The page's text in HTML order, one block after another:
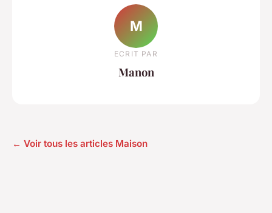
M
ECRIT PAR
Manon
← Voir tous les articles Maison